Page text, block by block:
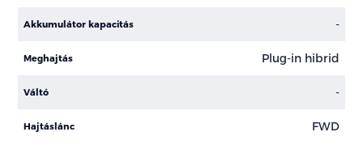
Akkumulátor kapacitás -
Meghajtás Plug-in hibrid
Váltó -
Hajtáslánc FWD